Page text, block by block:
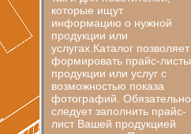
которые ищут
информацию о нужной
продукции или
услугах.Каталог позволяет
формировать прайс-листы
продукции или услуг с
возможностью показа
фотографий. Обязательно
следует заполнить прайс-
лист Вашей продукцией